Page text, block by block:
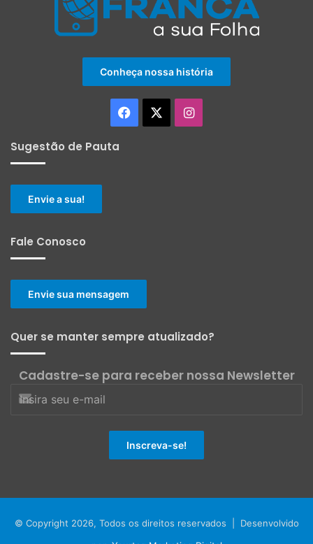
Conheça nossa história
Facebook Instagram
Sugestão de Pauta
Envie a sua!
Fale Conosco
Envie sua mensagem
Quer se manter sempre atualizado?
Cadastre-se para receber nossa Newsletter
© Copyright 2026, Todos os direitos reservados | Desenvolvido